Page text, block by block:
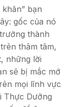
bạn
gốc của nó
thành
thâm tâm,
những lời
sẽ bị mắc mớ
mọi lĩnh vực
Thực Dưỡng